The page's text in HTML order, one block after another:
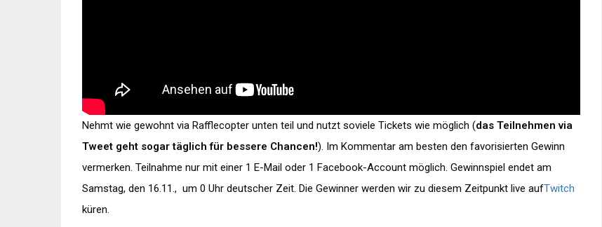
Nehmt wie gewohnt via Rafflecopter unten teil und nutzt soviele Tickets wie möglich (das Teilnehmen via
Tweet geht sogar täglich für bessere Chancen!). Im Kommentar am besten den favorisierten Gewinn
vermerken. Teilnahme nur mit einer 1 E-Mail oder 1 Facebook-Account möglich. Gewinnspiel endet am
Samstag, den 16.11., um 0 Uhr deutscher Zeit. Die Gewinner werden wir zu diesem Zeitpunkt live aufTwitch
küren.